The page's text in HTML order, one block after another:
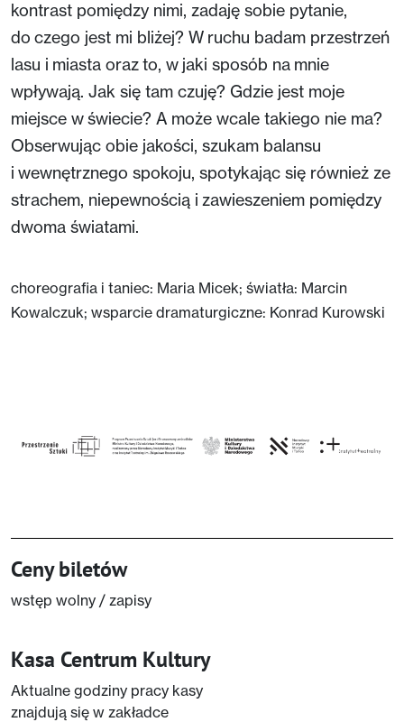
kontrast pomiędzy nimi, zadaję sobie pytanie,
do czego jest mi bliżej? W ruchu badam przestrzeń
lasu i miasta oraz to, w jaki sposób na mnie
wpływają. Jak się tam czuję? Gdzie jest moje
miejsce w świecie? A może wcale takiego nie ma?
Obserwując obie jakości, szukam balansu
i wewnętrznego spokoju, spotykając się również ze
strachem, niepewnością i zawieszeniem pomiędzy
dwoma światami.
choreografia i taniec: Maria Micek; światła: Marcin
Kowalczuk; wsparcie dramaturgiczne: Konrad Kurowski
Ceny biletów
wstęp wolny / zapisy
Kasa Centrum Kultury
Aktualne godziny pracy kasy
znajdują się w zakładce